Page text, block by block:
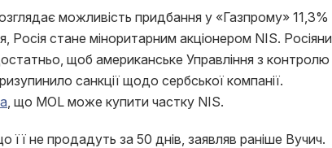
можливість придбання у «Газпрому» 11,3%
Росія стане міноритарним акціонером NIS. Росіяни
щоб американське Управління з контролю
санкції щодо сербської компанії.
, що MOL може купити частку NIS.
її не продадуть за 50 днів, заявляв раніше Вучич.